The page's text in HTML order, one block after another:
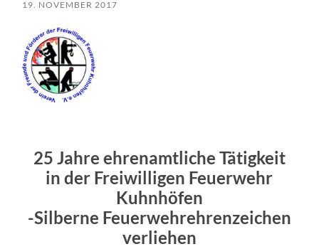
19. NOVEMBER 2017
25 Jahre ehrenamtliche Tätigkeit
in der Freiwilligen Feuerwehr
Kuhnhöfen
-Silberne Feuerwehrehrenzeichen
verliehen